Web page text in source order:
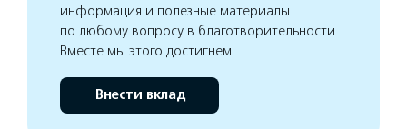
информация и полезные материалы
по любому вопросу в благотворительности.
Вместе мы этого достигнем
Внести вклад